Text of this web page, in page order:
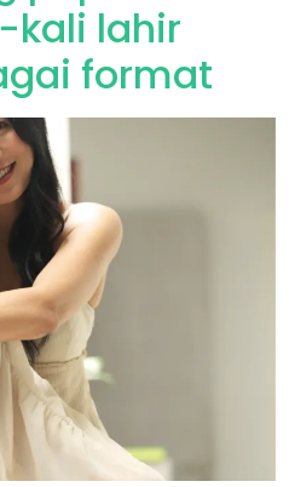
kali lahir
format